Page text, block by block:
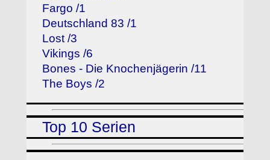
Fargo /1
Deutschland 83 /1
Lost /3
Vikings /6
Bones - Die Knochenjägerin /11
The Boys /2
Top 10 Serien